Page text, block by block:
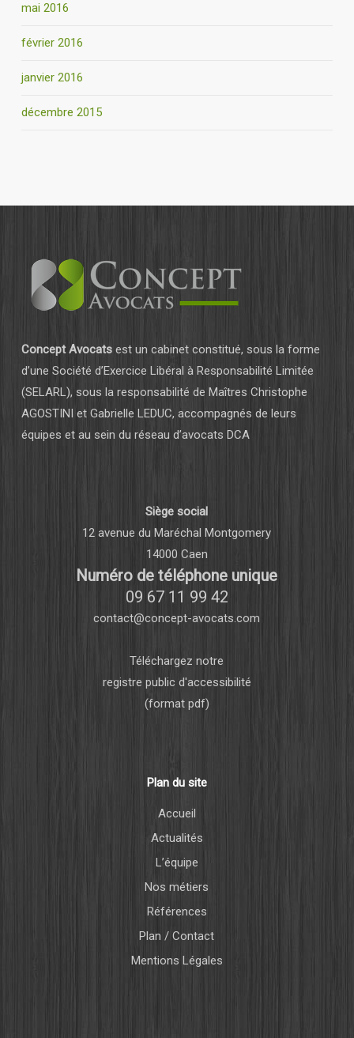
mai 2016
février 2016
janvier 2016
décembre 2015
Concept Avocatsest un cabinet constitué, sous la forme
d’une Société d’Exercice Libéral à Responsabilité Limitée
(SELARL), sous la responsabilité de Maîtres Christophe
AGOSTINI et Gabrielle LEDUC, accompagnés de leurs
équipes et au sein du réseau d’avocats DCA
Siège social
12 avenue du Maréchal Montgomery
14000 Caen
Numéro de téléphone unique
09 67 11 99 42
contact@concept-avocats.com
Téléchargez notre
registre public d'accessibilité
(format pdf)
Plan du site
Accueil
Actualités
L’équipe
Nos métiers
Références
Plan / Contact
Mentions Légales